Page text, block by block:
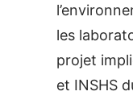
les
projet
et INSHS